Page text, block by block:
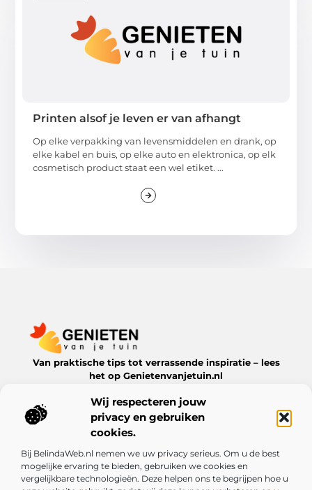
Wij respecteren jouw
privacy en gebruiken
cookies.
Bij BelindaWeb.nl nemen we uw privacy serieus. Om u de best
mogelijke ervaring te bieden, gebruiken we cookies en
vergelijkbare technologieën. Deze helpen ons te begrijpen hoe u
Printen alsof je leven er van afhangt
Op elke verpakking van levensmiddelen en drank, op
elke kabel en buis, op elke auto en elektronica, op elk
cosmetisch product staat een wel etiket. ...
Van praktische tips tot verrassende inspiratie – lees
het op Genietenvanjetuin.nl
leefomgeving te bieden heeft.
Bericht categorie